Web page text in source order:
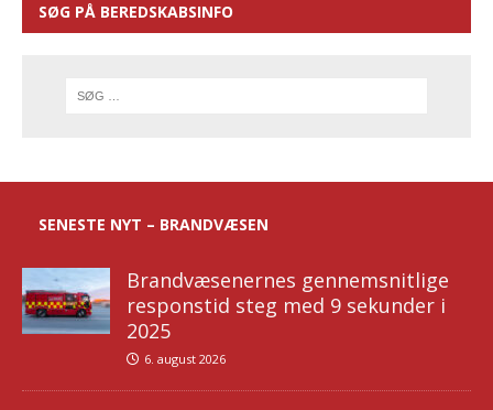
SØG PÅ BEREDSKABSINFO
SENESTE NYT – BRANDVÆSEN
Brandvæsenernes gennemsnitlige
responstid steg med 9 sekunder i
2025
6. august 2026